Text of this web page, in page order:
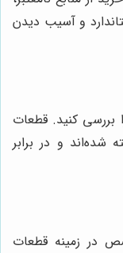
و آسیب دیدن
بررسی کنید. قطعات
شده‌اند و در برابر
در زمینه قطعات